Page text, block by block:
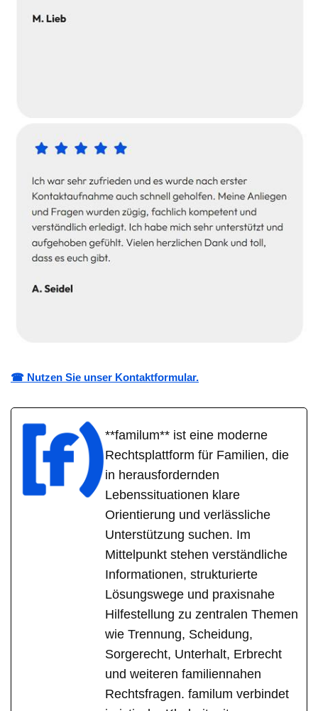
☎ Nutzen Sie unser Kontaktformular.
**familum** ist eine moderne
Rechtsplattform für Familien, die
in herausfordernden
Lebenssituationen klare
Orientierung und verlässliche
Unterstützung suchen. Im
Mittelpunkt stehen verständliche
Informationen, strukturierte
Lösungswege und praxisnahe
Hilfestellung zu zentralen Themen
wie Trennung, Scheidung,
Sorgerecht, Unterhalt, Erbrecht
und weiteren familiennahen
Rechtsfragen. familum verbindet